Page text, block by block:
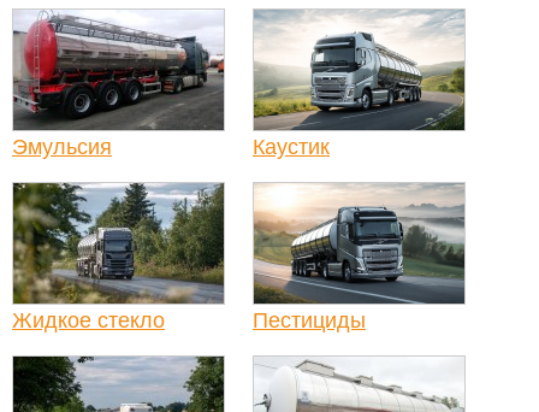
Эмульсия Каустик
Жидкое стекло Пестициды